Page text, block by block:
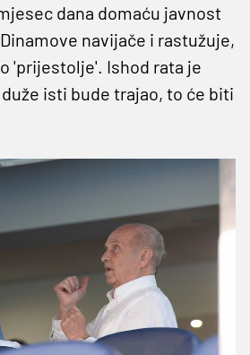
dana domaću javnost
navijače i rastužuje,
'prijestolje'. Ishod rata je
isti bude trajao, to će biti